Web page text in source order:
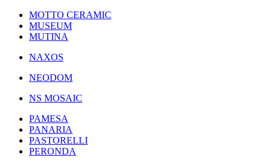
MOTTO CERAMIC
MUSEUM
MUTINA
NAXOS
NEODOM
NS MOSAIC
PAMESA
PANARIA
PASTORELLI
PERONDA